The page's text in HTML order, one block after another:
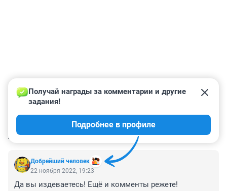
КОММЕНТАРИИ 15
Добрейший человек
Получай награды за комментарии и другие
задания!
Подробнее в профиле
22 ноября 2022, 19:23
Да вы издеваетесь! Ещё и комменты режете!